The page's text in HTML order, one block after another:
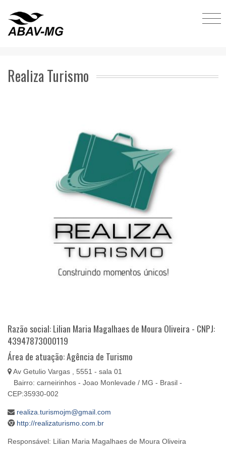
Realiza Turismo
Razão social: Lilian Maria Magalhaes de Moura Oliveira - CNPJ:
43947873000119
Área de atuação: Agência de Turismo
Av Getulio Vargas , 5551 - sala 01
Bairro: carneirinhos - Joao Monlevade / MG - Brasil -
CEP:35930-002
realiza.turismojm@gmail.com
http://realizaturismo.com.br
Responsável: Lilian Maria Magalhaes de Moura Oliveira